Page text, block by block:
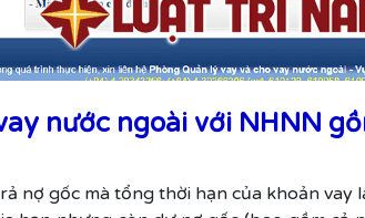
nước ngoài với NHNN
nợ gốc mà tổng thời hạn của khoản vay